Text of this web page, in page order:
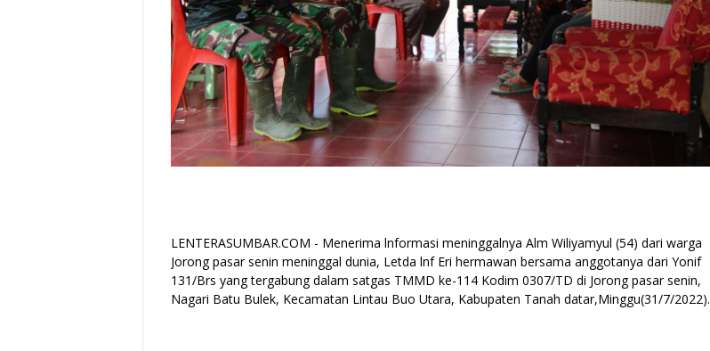
LENTERASUMBAR.COM - Menerima lnformasi meninggalnya Alm Wiliyamyul (54) dari warga
Jorong pasar senin meninggal dunia, Letda lnf Eri hermawan bersama anggotanya dari Yonif
131/Brs yang tergabung dalam satgas TMMD ke-114 Kodim 0307/TD di Jorong pasar senin,
Nagari Batu Bulek, Kecamatan Lintau Buo Utara, Kabupaten Tanah datar,Minggu(31/7/2022).